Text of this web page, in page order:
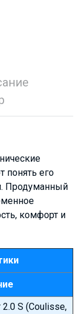
понять его
Продуманный
комфорт и
S (Coulisse,